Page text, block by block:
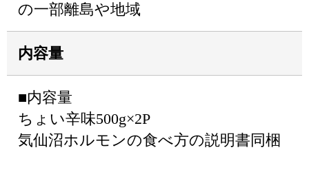
の一部離島や地域
内容量
■内容量
ちょい辛味500g×2P
気仙沼ホルモンの食べ方の説明書同梱